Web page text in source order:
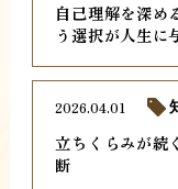
自己理解を深め
う選択が人生に
立ちくらみが続
断
2026.04.01